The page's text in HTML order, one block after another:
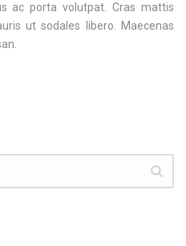
ac porta volutpat. Cras mattis
ut sodales libero. Maecenas